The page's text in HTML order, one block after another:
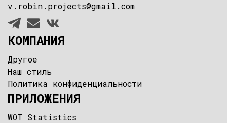
v.robin.projects@gmail.com
КОМПАНИЯ
Другое
Наш стиль
Политика конфиденциальности
ПРИЛОЖЕНИЯ
WOT Statistics